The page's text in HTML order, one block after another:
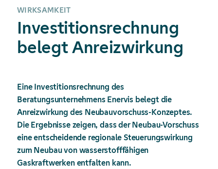
WIRKSAMKEIT
Investitionsrechnung
belegt Anreizwirkung
Eine Investitionsrechnung des
Beratungsunternehmens Enervis belegt die
Anreizwirkung des Neubauvorschuss-Konzeptes.
Die Ergebnisse zeigen, dass der Neubau-Vorschuss
eine entscheidende regionale Steuerungswirkung
zum Neubau von wasserstofffähigen
Gaskraftwerken entfalten kann.